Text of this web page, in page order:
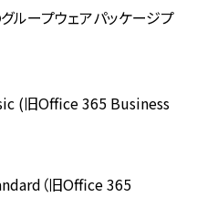
ループウェアパッケージプ
(旧Office 365 Business
（旧Office 365